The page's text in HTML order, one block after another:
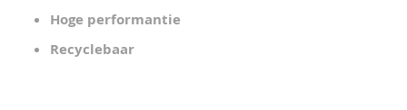
Hoge performantie
Recyclebaar